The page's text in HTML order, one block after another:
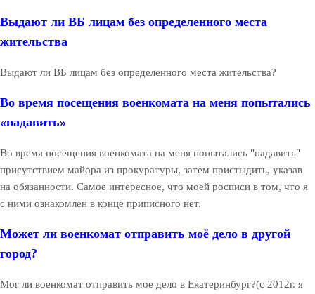
Выдают ли ВБ лицам без определенного места
жительства
Выдают ли ВБ лицам без определенного места жительства?
Во время посещения военкомата на меня попытались
«надавить»
Во время посещения военкомата на меня попытались "надавить"
присутствием майора из прокуратуры, затем пристыдить, указав
на обязанности. Самое интересное, что моей росписи в том, что я
с ними ознакомлен в конце приписного нет.
Может ли военкомат отправить моё дело в другой
город?
Мог ли военкомат отправить мое дело в Екатеринбург?(с 2012г. я